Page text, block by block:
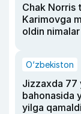
Chak Norris
Karimovga
oldin
O‘zbekiston
Jizzaxda 77
bahonasida
yilga qamaldi